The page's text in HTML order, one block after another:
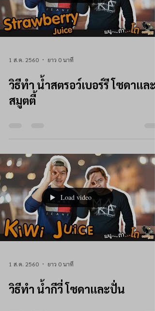
1 ส.ค. 2560 ยาว 0 นาที
วิธีทำ น้ำสตรอว์เบอร์รี โซดาและ
สมูตตี้
Load video
1 ส.ค. 2560 ยาว 0 นาที
วิธีทำ น้ำกีวี่ โซดาและปั่น